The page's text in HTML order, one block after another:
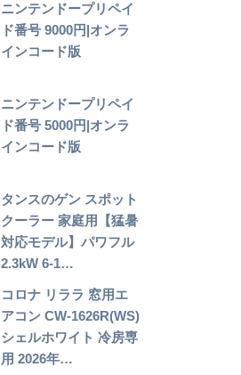
ニンテンドープリペイ
ド番号 9000円|オンラ
インコード版
ニンテンドープリペイ
ド番号 5000円|オンラ
インコード版
タンスのゲン スポット
クーラー 家庭用【猛暑
対応モデル】パワフル
2.3kW 6-1…
コロナ リララ 窓用エ
アコン CW-1626R(WS)
シェルホワイト 冷房専
用 2026年…